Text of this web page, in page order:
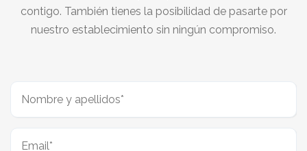
contigo. También tienes la posibilidad de pasarte por
nuestro establecimiento sin ningún compromiso.